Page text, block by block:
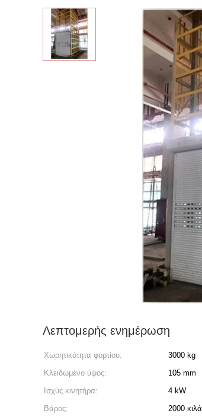
Λεπτομερής ενημέρωση
Χωρητικότητα φορτίου: 3000 kg
Κλειδωμένο ύψος:
105 mm
Ισχύς κινητήρα:
4 kW
Βάρος:
2000 κιλά